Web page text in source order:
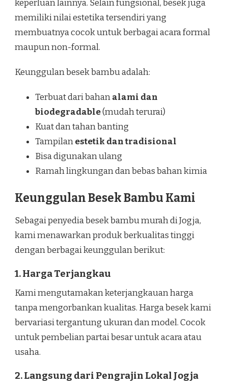
keperluan lainnya. Selain fungsional, besek juga
memiliki nilai estetika tersendiri yang
membuatnya cocok untuk berbagai acara formal
maupun non-formal.
Keunggulan besek bambu adalah:
Terbuat dari bahanalami dan
biodegradable(mudah terurai)
Kuat dan tahan banting
Tampilanestetik dan tradisional
Bisa digunakan ulang
Ramah lingkungan dan bebas bahan kimia
Keunggulan Besek Bambu Kami
Sebagai penyedia besek bambu murah di Jogja,
kami menawarkan produk berkualitas tinggi
dengan berbagai keunggulan berikut:
1. Harga Terjangkau
Kami mengutamakan keterjangkauan harga
tanpa mengorbankan kualitas. Harga besek kami
bervariasi tergantung ukuran dan model. Cocok
untuk pembelian partai besar untuk acara atau
usaha.
2. Langsung dari Pengrajin Lokal Jogja